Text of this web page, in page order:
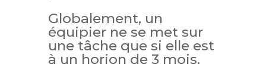
Globalement, un
équipier ne se met sur
une tâche que si elle est
à un horion de 3 mois.